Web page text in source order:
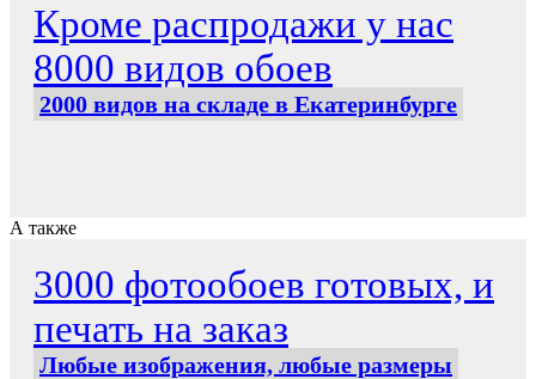
Кроме распродажи у нас
8000 видов обоев
2000 видов на складе в Екатеринбурге
А также
3000 фотообоев готовых, и
печать на заказ
Любые изображения, любые размеры